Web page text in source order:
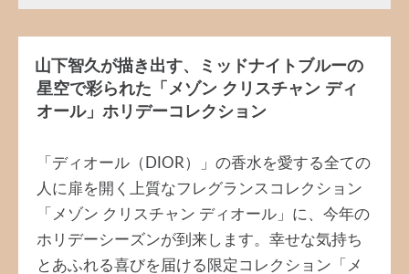
山下智久が描き出す、ミッドナイトブルーの
星空で彩られた「メゾン クリスチャン ディ
オール」ホリデーコレクション
「ディオール（DIOR）」の香水を愛する全ての
人に扉を開く上質なフレグランスコレクション
「メゾン クリスチャン ディオール」に、今年の
ホリデーシーズンが到来します。幸せな気持ち
とあふれる喜びを届ける限定コレクション「メ